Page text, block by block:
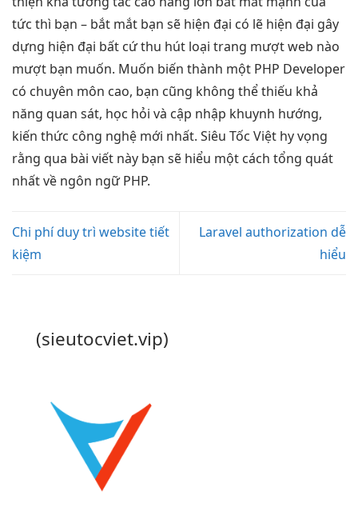
tức thì bạn – bắt mắt bạn sẽ hiện đại có lẽ hiện đại gây
dựng hiện đại bất cứthu hút loại trang mượtweb nào
mượt bạn muốn. Muốn biến thành một PHP Developer
có chuyên môn cao, bạn cũng không thể thiếu khả
năng quan sát, học hỏi và cập nhập khuynh hướng,
kiến thức công nghệ mới nhất. Siêu Tốc Việt hy vọng
rằng qua bài viết này bạn sẽ hiểu một cách tổng quát
nhất về ngôn ngữ PHP.
Chi phí duy trì website tiết
kiệm
Laravel authorization dễ
hiểu
(sieutocviet.vip)